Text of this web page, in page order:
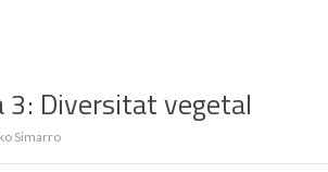
3: Diversitat vegetal
Simarro